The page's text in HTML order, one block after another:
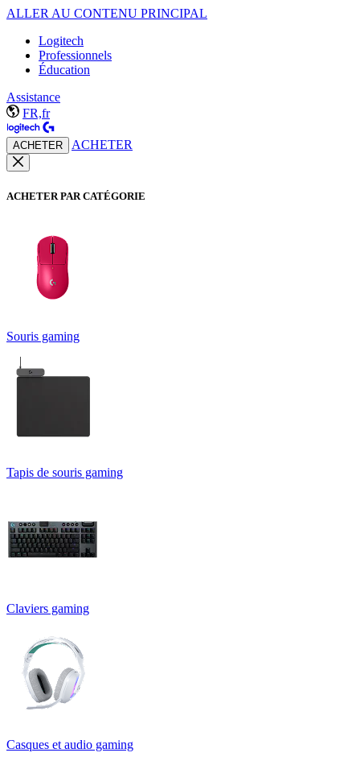
ALLER AU CONTENU PRINCIPAL
Logitech
Professionnels
Éducation
Assistance
FR,fr
ACHETER ACHETER
ACHETER PAR CATÉGORIE
Souris gaming
Tapis de souris gaming
Claviers gaming
Casques et audio gaming